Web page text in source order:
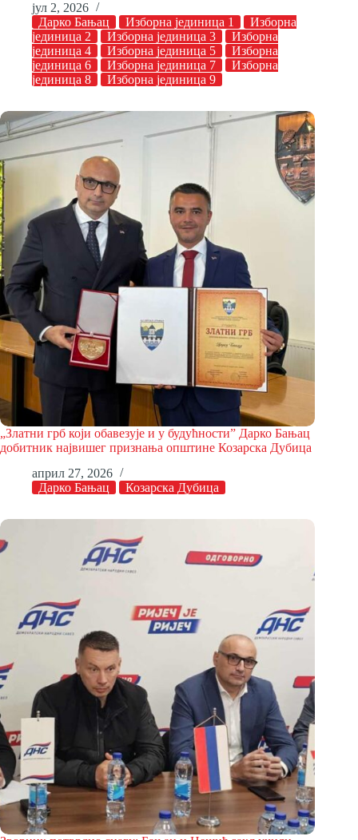
јул 2, 2026
Дарко Бањац
Изборна јединица 1
Изборна
јединица 2
Изборна јединица 3
Изборна
јединица 4
Изборна јединица 5
Изборна
јединица 6
Изборна јединица 7
Изборна
јединица 8
Изборна јединица 9
„Златни грб који обавезује и у будућности” Дарко Бањац
добитник највишег признања општине Козарска Дубица
април 27, 2026
Дарко Бањац
Козарска Дубица